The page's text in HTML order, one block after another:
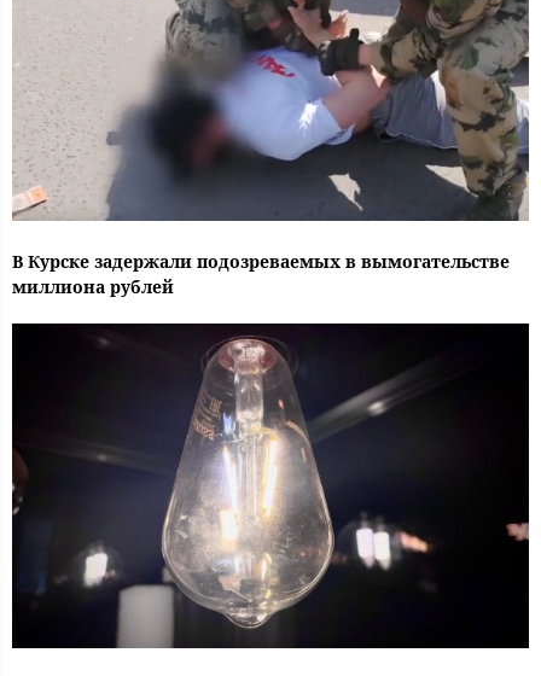
В Курске задержали подозреваемых в вымогательстве
миллиона рублей